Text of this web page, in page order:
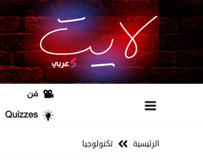
فن
Quizzes
الرئيسية تكنولوجيا